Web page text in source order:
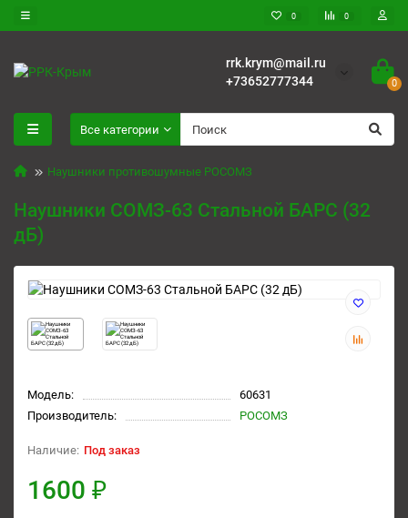
0 0
rrk.krym@mail.ru
+73652777344
0
Все категории
Наушники противошумные РОСОМЗ
Наушники СОМЗ-63 Стальной БАРС (32
дБ)
Модель:
60631
Производитель:
РОСОМЗ
Под заказ
1600 ₽